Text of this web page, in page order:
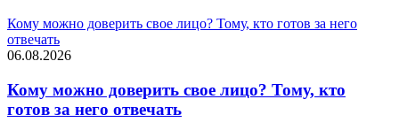
Кому можно доверить свое лицо? Тому, кто готов за него
отвечать
06.08.2026
Кому можно доверить свое лицо? Тому, кто
готов за него отвечать